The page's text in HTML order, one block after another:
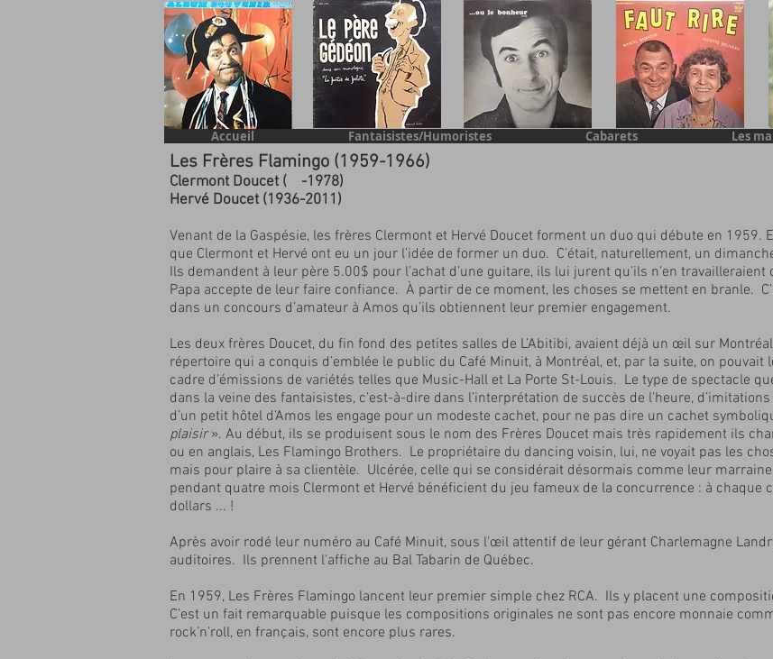
Accueil Fantaisistes/Humoristes Cabarets Les
Les Frères Flamingo (1959-1966)
Clermont Doucet ( -1978)
Hervé Doucet (1936-2011)
Venant de la Gaspésie, les frères Clermont et Hervé Doucet forment un duo qui débute en 1959.
que Clermont et Hervé ont eu un jour l’idée de former un duo. C’était, naturellement, un
Ils demandent à leur père 5.00$ pour l’achat d’une guitare, ils lui jurent qu’ils n’en
Papa accepte de leur faire confiance. À partir de ce moment, les choses se mettent en branle.
dans un concours d’amateur à Amos qu’ils obtiennent leur premier engagement.
Les deux frères Doucet, du fin fond des petites salles de L’Abitibi, avaient déjà un œil sur
répertoire qui a conquis d’emblée le public du Café Minuit, à Montréal, et, par la suite, on
cadre d’émissions de variétés telles que Music-Hall et La Porte St-Louis. Le type de spectacle
dans la veine des fantaisistes, c’est-à-dire dans l’interprétation de succès de l’heure,
d’un petit hôtel d’Amos les engage pour un modeste cachet, pour ne pas dire un cachet
plaisir». Au début, ils se produisent sous le nom des Frères Doucet mais très rapidement ils
ou en anglais, Les Flamingo Brothers. Le propriétaire du dancing voisin, lui, ne voyait pas les
mais pour plaire à sa clientèle. Ulcérée, celle qui se considérait désormais comme leur
pendant quatre mois Clermont et Hervé bénéficient du jeu fameux de la concurrence : à chaque
dollars ... !
Après avoir rodé leur numéro au Café Minuit, sous l'œil attentif de leur gérant Charlemagne
auditoires. Ils prennent l'affiche au Bal Tabarin de Québec.
En 1959, Les Frères Flamingo lancent leur premier simple chez RCA. Ils y placent une
C’est un fait remarquable puisque les compositions originales ne sont pas encore monnaie
rock’n’roll, en français, sont encore plus rares.